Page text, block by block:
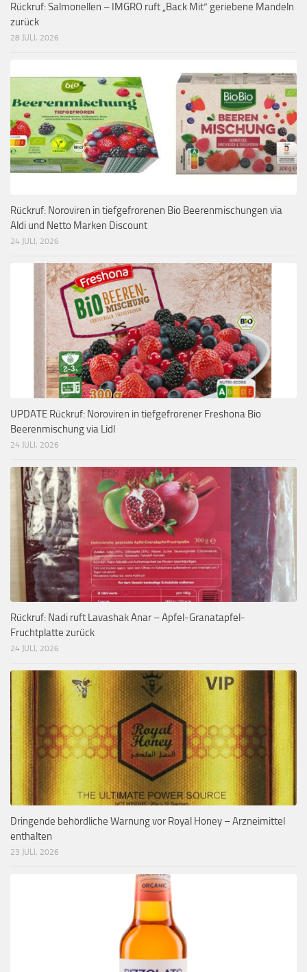
Rückruf: Salmonellen – IMGRO ruft „Back Mit“ geriebene Mandeln
zurück
28 JULI, 2026
Rückruf: Noroviren in tiefgefrorenen Bio Beerenmischungen via
Aldi und Netto Marken Discount
24 JULI, 2026
UPDATE Rückruf: Noroviren in tiefgefrorener Freshona Bio
Beerenmischung via Lidl
24 JULI, 2026
Rückruf: Nadi ruft Lavashak Anar – Apfel-Granatapfel-
Fruchtplatte zurück
24 JULI, 2026
Dringende behördliche Warnung vor Royal Honey – Arzneimittel
enthalten
23 JULI, 2026